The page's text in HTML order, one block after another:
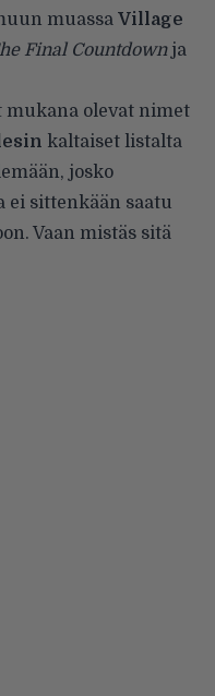
muassa Village
Final Countdownja
olevat nimet
kaltaiset listalta
josko
ei sittenkään saatu
Vaan mistäs sitä